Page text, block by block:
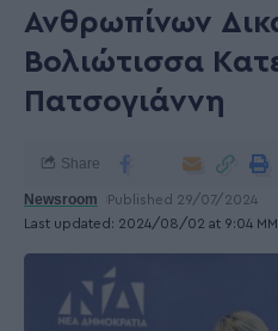
Ανθρωπίνων
Βολιώτισσα
Πατσογιάννη
Last updated: 2024/08/02 at 9:04 ΜΜ
Newsroom Published 29/07/2024
Share